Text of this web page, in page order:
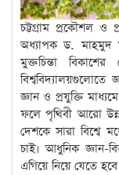
চট্টগ্রাম প্রকৌশল ও
অধ্যাপক ড. মাহমুদ
মুক্তচিন্তা
জ্ঞান ও প্রযুক্তি
ফলে পৃথিবী আরো
দেশকে সারা বিশ্বে
চাই। আধুনিক জ্ঞান-
এগিয়ে নিয়ে যেতে